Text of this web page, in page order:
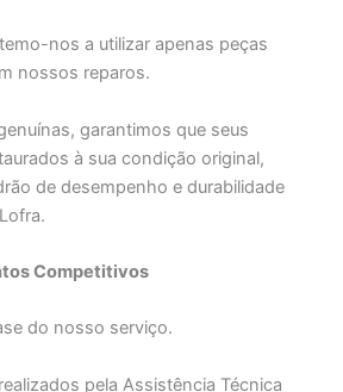
nos a utilizar apenas peças
nossos reparos.
garantimos que seus
à sua condição original,
de desempenho e durabilidade
Competitivos
do nosso serviço.
pela Assistência Técnica